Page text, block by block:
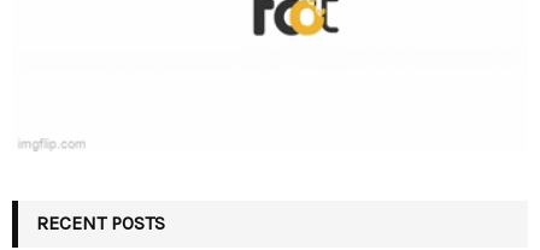
RECENT POSTS